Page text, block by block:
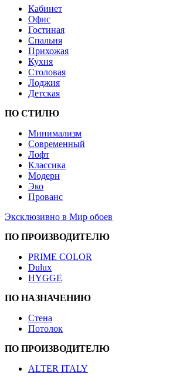
Кабинет
Офис
Гостиная
Спальня
Прихожая
Кухня
Столовая
Лоджия
Детская
ПО СТИЛЮ
Минимализм
Современный
Лофт
Классика
Модерн
Эко
Прованс
Эксклюзивно в Мир обоев
ПО ПРОИЗВОДИТЕЛЮ
PRIME COLOR
Dulux
HYGGE
ПО НАЗНАЧЕНИЮ
Стена
Потолок
ПО ПРОИЗВОДИТЕЛЮ
ALTER ITALY